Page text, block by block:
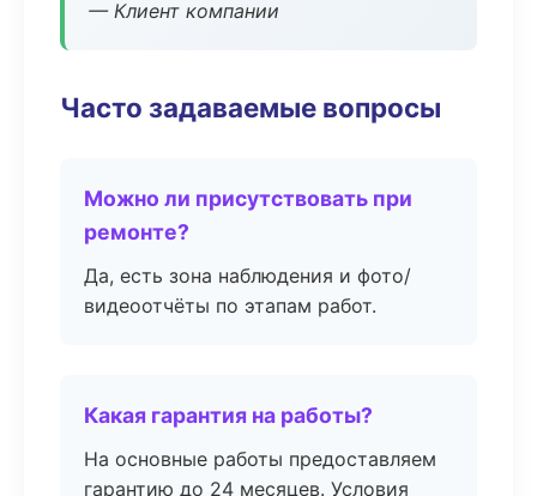
— Клиент компании
Часто задаваемые вопросы
Можно ли присутствовать при
ремонте?
Да, есть зона наблюдения и фото/
видеоотчёты по этапам работ.
Какая гарантия на работы?
На основные работы предоставляем
гарантию до 24 месяцев. Условия